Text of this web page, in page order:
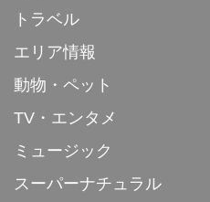
トラベル
エリア情報
動物・ペット
TV・エンタメ
ミュージック
スーパーナチュラル